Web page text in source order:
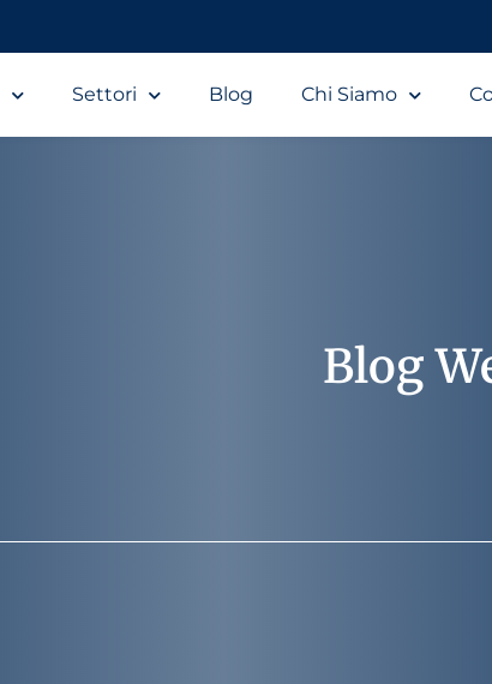
Settori Blog Chi Siamo
Blog